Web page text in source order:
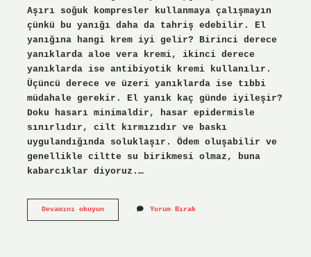
Aşırı soğuk kompresler kullanmaya çalışmayın
çünkü bu yanığı daha da tahriş edebilir. El
yanığına hangi krem iyi gelir? Birinci derece
yanıklarda aloe vera kremi, ikinci derece
yanıklarda ise antibiyotik kremi kullanılır.
Üçüncü derece ve üzeri yanıklarda ise tıbbi
müdahale gerekir. El yanık kaç günde iyileşir?
Doku hasarı minimaldir, hasar epidermisle
sınırlıdır, cilt kırmızıdır ve baskı
uygulandığında soluklaşır. Ödem oluşabilir ve
genellikle ciltte su birikmesi olmaz, buna
kabarcıklar diyoruz.…
Devamını okuyunAvuç
Yorum Bırak